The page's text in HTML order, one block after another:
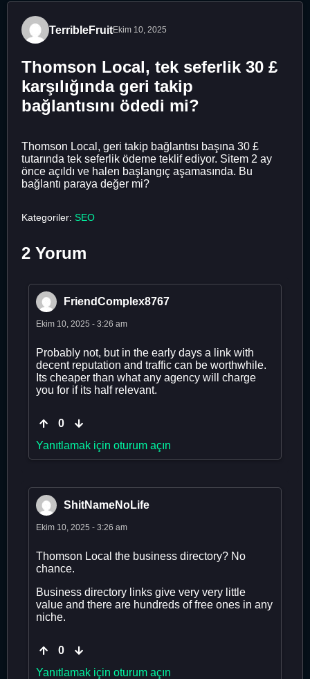
TerribleFruitEkim 10, 2025
Thomson Local, tek seferlik 30 £
karşılığında geri takip
bağlantısını ödedi mi?
Thomson Local, geri takip bağlantısı başına 30 £
tutarında tek seferlik ödeme teklif ediyor. Sitem 2 ay
önce açıldı ve halen başlangıç ​​aşamasında. Bu
bağlantı paraya değer mi?
Kategoriler: SEO
2 Yorum
FriendComplex8767
Ekim 10, 2025 - 3:26 am
Probably not, but in the early days a link with
decent reputation and traffic can be worthwhile.
Its cheaper than what any agency will charge
you for if its half relevant.
0
Yanıtlamak için oturum açın
ShitNameNoLife
Ekim 10, 2025 - 3:26 am
Thomson Local the business directory? No
chance.
Business directory links give very very little
value and there are hundreds of free ones in any
niche.
0
Yanıtlamak için oturum açın